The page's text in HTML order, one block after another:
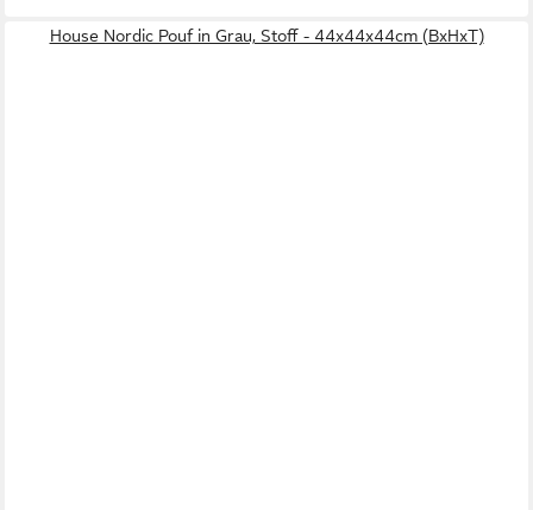
House Nordic Pouf in Grau, Stoff - 44x44x44cm (BxHxT)